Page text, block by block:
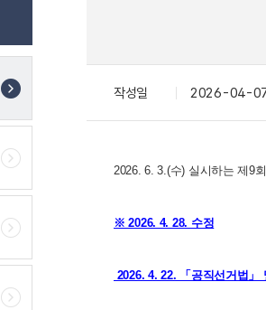
작성일 2026-04-
2026. 6. 3.(수) 실시하는 제9
※ 2026. 4. 28. 수정
2026. 4. 22. 「공직선거법